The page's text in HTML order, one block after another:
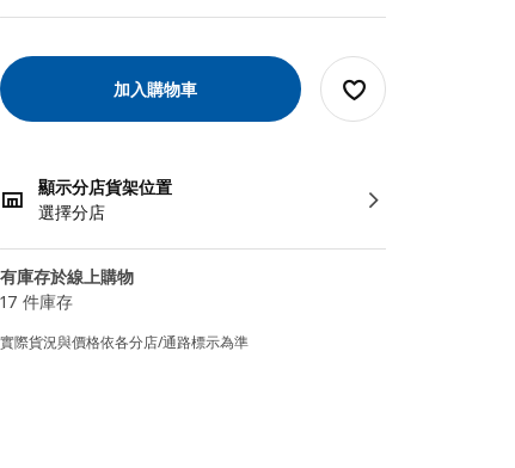
加入購物車
顯示分店貨架位置
選擇分店
有庫存於線上購物
17 件庫存
實際貨況與價格依各分店/通路標示為準